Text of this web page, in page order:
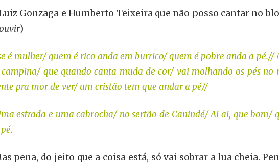
Gonzaga e Humberto Teixeira que não posso cantar no
)
é mulher/ quem é rico anda em burrico/ quem é pobre anda a pé.//
que quando canta muda de cor/ vai molhando os pés no
pra mor de ver/ um cristão tem que andar a pé//
estrada e uma cabrocha/ no sertão de Canindé/ Ai ai, que bom/
pena, do jeito que a coisa está, só vai sobrar a lua cheia.